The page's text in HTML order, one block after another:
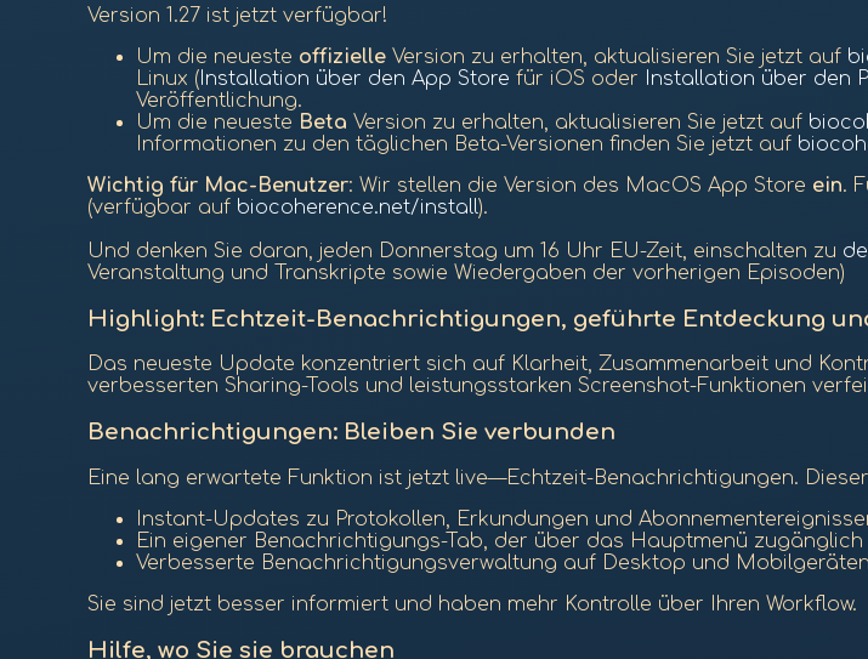
Version 1.27 ist jetzt verfügbar!
Um die neueste offizielle Version zu erhalten, aktualisieren Sie jetzt auf
Linux (Installation über den App Store für iOS oder Installation über den
Veröffentlichung.
Um die neueste Beta Version zu erhalten, aktualisieren Sie jetzt auf
Informationen zu den täglichen Beta-Versionen finden Sie jetzt auf
Wichtig für Mac-Benutzer: Wir stellen die Version des MacOS App Store ein.
(verfügbar auf biocoherence.net/install).
Und denken Sie daran, jeden Donnerstag um 16 Uhr EU-Zeit, einschalten zu
Veranstaltung und Transkripte sowie Wiedergaben der vorherigen Episoden)
Highlight: Echtzeit-Benachrichtigungen, geführte Entdeckung
Das neueste Update konzentriert sich auf Klarheit, Zusammenarbeit und
verbesserten Sharing-Tools und leistungsstarken Screenshot-Funktionen
Benachrichtigungen: Bleiben Sie verbunden
Eine lang erwartete Funktion ist jetzt live—Echtzeit-Benachrichtigungen.
Instant-Updates zu Protokollen, Erkundungen und
Ein eigener Benachrichtigungs-Tab, der über das Hauptmenü zugänglich
Verbesserte Benachrichtigungsverwaltung auf Desktop und Mobilgeräten
Sie sind jetzt besser informiert und haben mehr Kontrolle über Ihren Workflow.
Hilfe, wo Sie sie brauchen